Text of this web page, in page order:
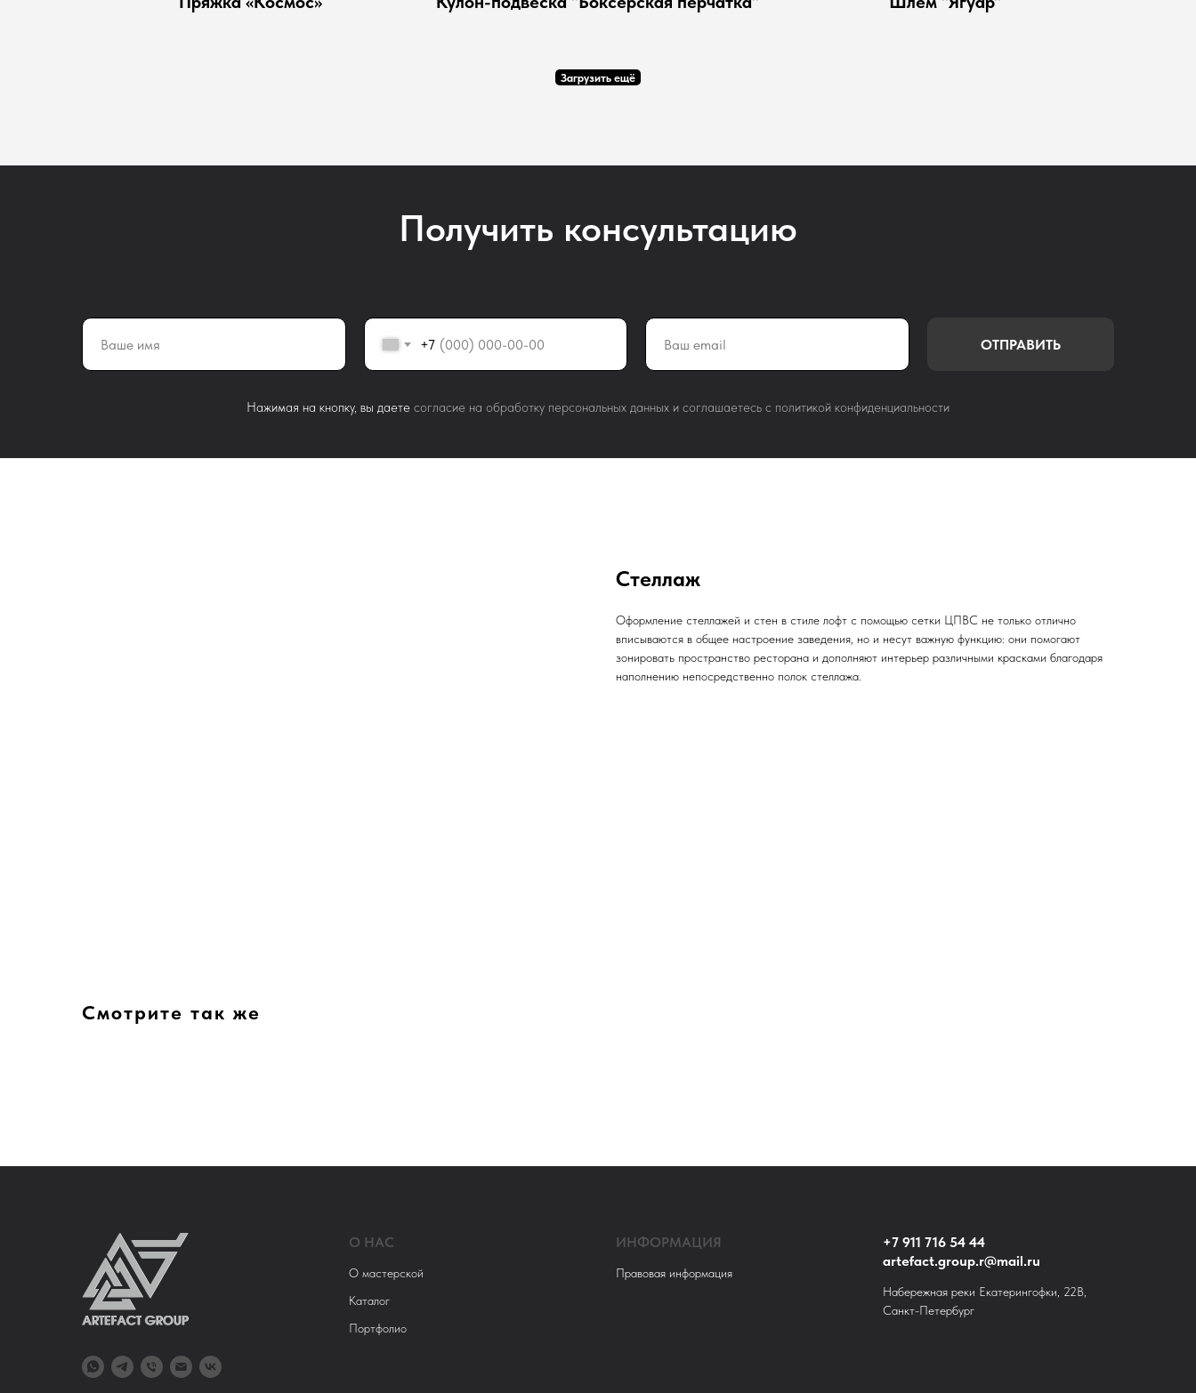
Загрузить ещё
Получить консультацию
+7 ОТПРАВИТЬ
Нажимая на кнопку, вы даете согласие на обработку персональных данных и соглашаетесь c политикой конфиденциальности
Стеллаж
Оформление стеллажей и стен в стиле лофт с помощью сетки ЦПВС не только отлично
вписываются в общее настроение заведения, но и несут важную функцию: они помогают
зонировать пространство ресторана и дополняют интерьер различными красками благодаря
наполнению непосредственно полок стеллажа.
Смотрите так же
О НАС
О мастерской
Каталог
Портфолио
ИНФОРМАЦИЯ
Правовая информация
+7 911 716 54 44
artefact.group.r@mail.ru
Набережная реки Екатерингофки, 22В,
Санкт-Петербург